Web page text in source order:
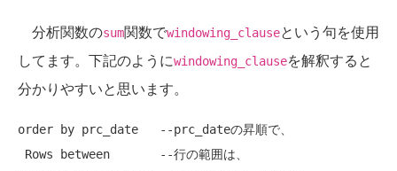
分析関数のsum関数でwindowing_clauseという句を使用
してます。下記のようにwindowing_clauseを解釈すると
分かりやすいと思います。
order by prc_date
--prc_dateの昇順で、
Rows between
--行の範囲は、